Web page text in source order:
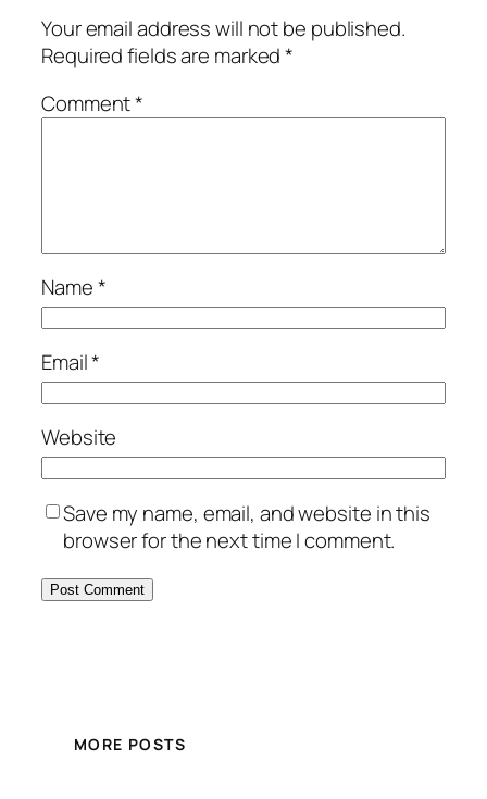
Your email address will not be published.
Required fields are marked*
Comment*
Name*
Email*
Website
Save my name, email, and website in this
browser for the next time I comment.
MORE POSTS